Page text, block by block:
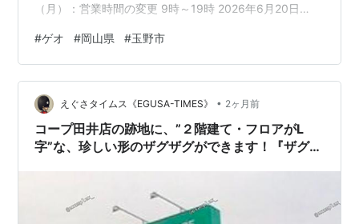
（月）：営業時間の変更 9時～19時 2026年6月20日
（土）～：閉店売り尽くしセール第2弾 閉店は、【2026
年7月5日（日）】です。ゲオ玉野店（岡山県玉野市）の
店舗情報 | DVD/CDレンタル・ゲーム販売ならGEO（ゲ
オ）（魚拓）（Wayback Machine）閉店後は、ゲオ ア
クロスプラザ児島店（17.5km先…
#ゲオ #岡山県 #玉野市
えぐさタイムス《EGUSA-TIMES》 • 2ヶ月前
コープ田井店の跡地に、”２階建て・フロアがL
字”な、珍しい形のザグザグができます！『ザグザ